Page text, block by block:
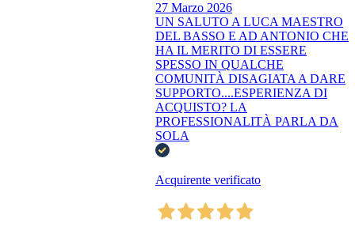
27 Marzo 2026
UN SALUTO A LUCA MAESTRO
DEL BASSO E AD ANTONIO CHE
HA IL MERITO DI ESSERE
SPESSO IN QUALCHE
COMUNITÀ DISAGIATA A DARE
SUPPORTO....ESPERIENZA DI
ACQUISTO? LA
PROFESSIONALITÀ PARLA DA
SOLA
Acquirente verificato